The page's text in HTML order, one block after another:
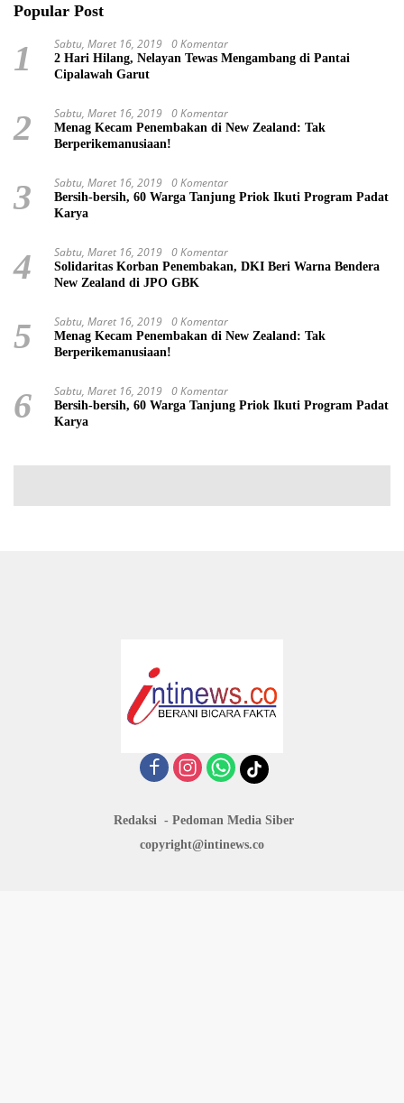
Popular Post
1 Sabtu, Maret 16, 2019 0 Komentar
2 Hari Hilang, Nelayan Tewas Mengambang di Pantai
Cipalawah Garut
2 Sabtu, Maret 16, 2019 0 Komentar
Menag Kecam Penembakan di New Zealand: Tak
Berperikemanusiaan!
3 Sabtu, Maret 16, 2019 0 Komentar
Bersih-bersih, 60 Warga Tanjung Priok Ikuti Program Padat
Karya
4 Sabtu, Maret 16, 2019 0 Komentar
Solidaritas Korban Penembakan, DKI Beri Warna Bendera
New Zealand di JPO GBK
5 Sabtu, Maret 16, 2019 0 Komentar
Menag Kecam Penembakan di New Zealand: Tak
Berperikemanusiaan!
6 Sabtu, Maret 16, 2019 0 Komentar
Bersih-bersih, 60 Warga Tanjung Priok Ikuti Program Padat
Karya
Redaksi
Pedoman Media Siber
copyright@intinews.co